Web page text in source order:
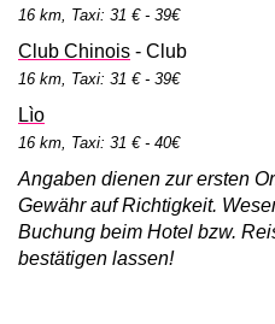
16 km, Taxi: 31 € - 39€
Club Chinois - Club
16 km, Taxi: 31 € - 39€
Lìo
16 km, Taxi: 31 € - 40€
Angaben dienen zur ersten Orientierung und sind ohne
Gewähr auf Richtigkeit.
Buchung beim Hotel bzw.
bestätigen lassen!